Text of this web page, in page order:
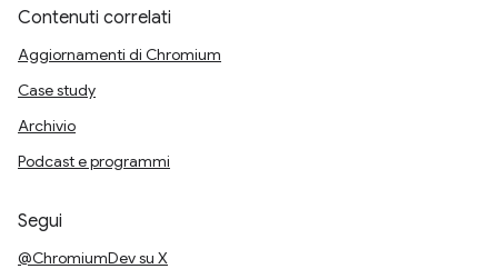
Contenuti correlati
Aggiornamenti di Chromium
Case study
Archivio
Podcast e programmi
Segui
@ChromiumDev su X